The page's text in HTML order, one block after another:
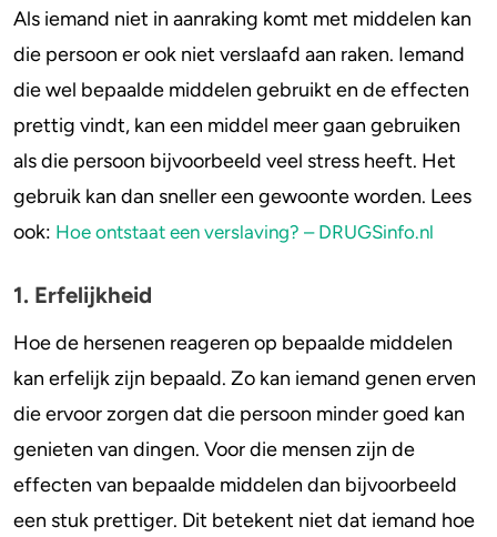
Als iemand niet in aanraking komt met middelen kan
die persoon er ook niet verslaafd aan raken. Iemand
die wel bepaalde middelen gebruikt en de effecten
prettig vindt, kan een middel meer gaan gebruiken
als die persoon bijvoorbeeld veel stress heeft. Het
gebruik kan dan sneller een gewoonte worden. Lees
ook: Hoe ontstaat een verslaving? – DRUGSinfo.nl
1. Erfelijkheid
Hoe de hersenen reageren op bepaalde middelen
kan erfelijk zijn bepaald. Zo kan iemand genen erven
die ervoor zorgen dat die persoon minder goed kan
genieten van dingen. Voor die mensen zijn de
effecten van bepaalde middelen dan bijvoorbeeld
een stuk prettiger. Dit betekent niet dat iemand hoe